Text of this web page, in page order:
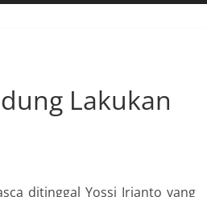
Lakukan
ditinggal Yossi Irianto yang